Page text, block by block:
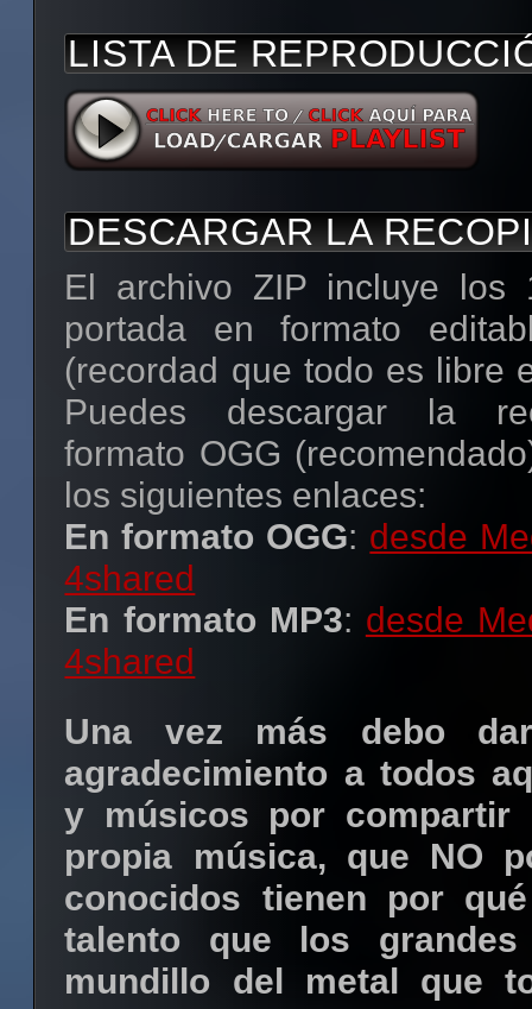
LISTA DE
DESCARGAR LA
El archivo ZIP incluye los
portada en formato
(recordad que todo es libre
Puedes descargar la
formato OGG
los siguientes enlaces:
En formato OGG: desde
4shared
En formato MP3: desde
4shared
Una vez más debo
agradecimiento a todos
y músicos por compartir
propia música, que NO
conocidos tienen por
talento que los
mundillo del metal que